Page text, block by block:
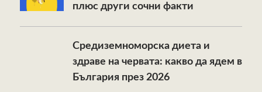
плюс други сочни факти
Средиземноморска диета и
здраве на червата: какво да ядем в
България през 2026